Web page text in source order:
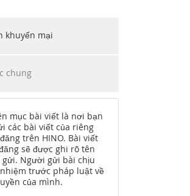
khuyến mại
chung
mục bài viết là nơi bạn
các bài viết của riêng
trên HINO. Bài viết
sẽ được ghi rõ tên
gửi. Người gửi bài chịu
trước pháp luật về
của mình.